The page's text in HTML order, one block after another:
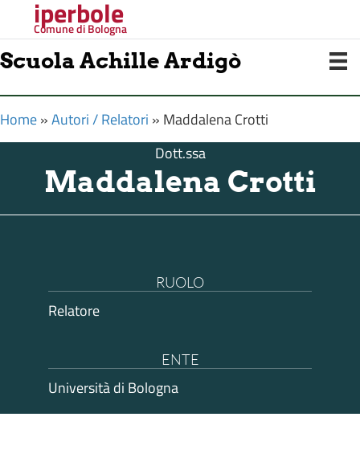
iperbole
Comune di Bologna
Scuola Achille Ardigò
Home»Autori / Relatori » Maddalena Crotti
Dott.ssa
Maddalena Crotti
RUOLO
Relatore
ENTE
Università di Bologna